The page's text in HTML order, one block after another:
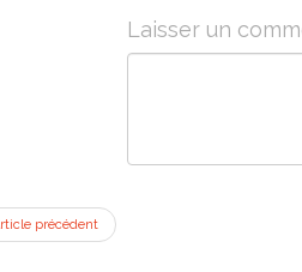
Laisser un
précédent